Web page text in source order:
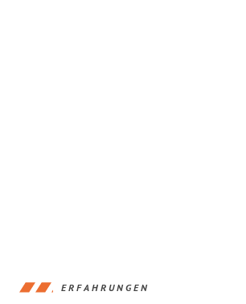
ERFAHRUNGEN